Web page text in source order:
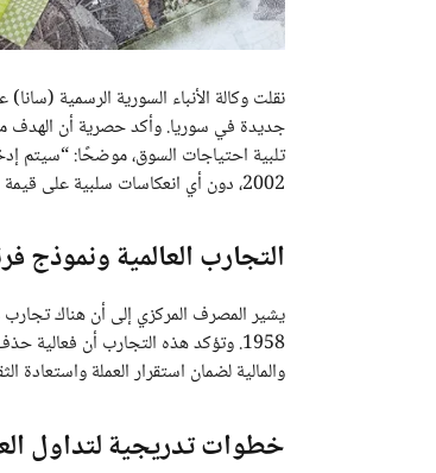
نقلت وكالة الأنباء السورية الرسمية
جديدة في سوريا. وأكد حصرية أن الهدف
2002، دون أي انعكاسات سلبية على قيمة الليرة.
التجارب العالمية ونموذج
يشير المصرف المركزي إلى أن هناك
1958. وتؤكد هذه التجارب أن فعالية
والمالية لضمان استقرار العملة واستعادة
خطوات تدريجية لتداول